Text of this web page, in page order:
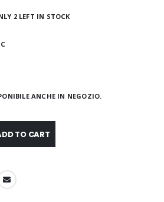
2 LEFT IN STOCK
ANCHE IN NEGOZIO.
TO CART